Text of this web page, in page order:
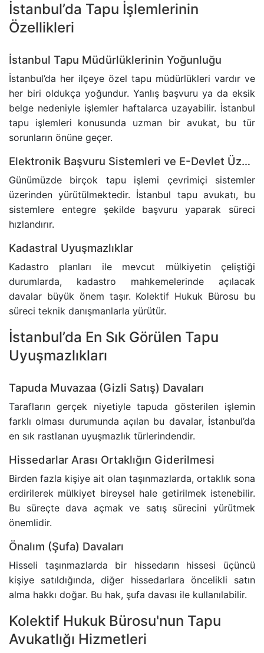
CINSEL TACIZ SUÇU
TASARRUFUN IPTALI DAVASI
YÜRÜTMENIN DURDURULMASI KARARI
HÜKMÜN AÇIKLANMASININ GERI BIRAKILMASI
TAŞINMAZ ALMAK SURETIYLE TÜRK
YARGILANMANIN YENILENMESI DAVASI
MURIS MUVAZAASI NEDENIYLE TAPU IPTAL VE
İstanbul’da Tapu İşlemlerinin
Özellikleri
İstanbul Tapu Müdürlüklerinin Yoğunluğu
İstanbul’da her ilçeye özel tapu müdürlükleri vardır ve
her biri oldukça yoğundur. Yanlış başvuru ya da eksik
belge nedeniyle işlemler haftalarca uzayabilir. İstanbul
tapu işlemleri konusunda uzman bir avukat, bu tür
sorunların önüne geçer.
Elektronik Başvuru Sistemleri ve E-Devlet Üzerinden İşlemler
Günümüzde birçok tapu işlemi çevrimiçi sistemler
üzerinden yürütülmektedir. İstanbul tapu avukatı, bu
sistemlere entegre şekilde başvuru yaparak süreci
hızlandırır.
Kadastral Uyuşmazlıklar
Kadastro planları ile mevcut mülkiyetin çeliştiği
durumlarda, kadastro mahkemelerinde açılacak
davalar büyük önem taşır. Kolektif Hukuk Bürosu bu
süreci teknik danışmanlarla yürütür.
İstanbul’da En Sık Görülen Tapu
Uyuşmazlıkları
Tapuda Muvazaa (Gizli Satış) Davaları
Tarafların gerçek niyetiyle tapuda gösterilen işlemin
farklı olması durumunda açılan bu davalar, İstanbul’da
en sık rastlanan uyuşmazlık türlerindendir.
Hissedarlar Arası Ortaklığın Giderilmesi
Birden fazla kişiye ait olan taşınmazlarda, ortaklık sona
erdirilerek mülkiyet bireysel hale getirilmek istenebilir.
Bu süreçte dava açmak ve satış sürecini yürütmek
önemlidir.
Önalım (Şufa) Davaları
Hisseli taşınmazlarda bir hissedarın hissesi üçüncü
kişiye satıldığında, diğer hissedarlara öncelikli satın
alma hakkı doğar. Bu hak, şufa davası ile kullanılabilir.
Kolektif Hukuk Bürosu'nun Tapu
Avukatlığı Hizmetleri